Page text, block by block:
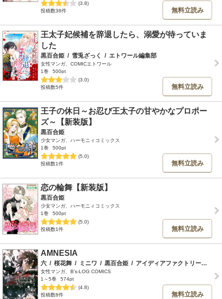
(3.8)
投稿数38件
無料立読み
王太子妃候補を辞退したら、溺愛が待っていま
した
黒百合姫 / 雪兎ざっく / エトワール編集部
女性マンガ、COMICエトワール
1巻
500pt
(3.0)
投稿数5件
無料立読み
王子の休日～お忍び王太子の甘やかなプロポー
ズ～【新装版】
黒百合姫
少女マンガ、ハーモニィコミックス
1巻
500pt
(5.0)
投稿数1件
無料立読み
恋の輪舞【新装版】
黒百合姫
少女マンガ、ハーモニィコミックス
1巻
500pt
(5.0)
投稿数1件
無料立読み
AMNESIA
六 / 桜花舞 / ミニワ / 黒百合姫 / アイディアファクトリー・デザインファクトリー
女性マンガ、B's-LOG COMICS
1～5巻
574pt
(4.8)
投稿数8件
無料立読み